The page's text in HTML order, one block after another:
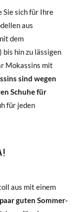
Sie sich für Ihre
aus
dem
hin zu lässigen
Mokassins mit
sind wegen
Schuhe für
für jeden
aus mit einem
guten Sommer-